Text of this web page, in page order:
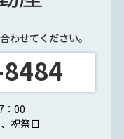
わせてください。
：00
祝祭日